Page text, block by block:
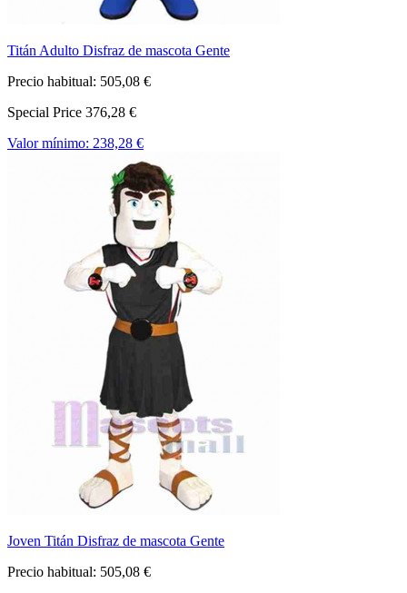
Titán Adulto Disfraz de mascota Gente
Precio habitual: 505,08 €
Special Price 376,28 €
Valor mínimo: 238,28 €
Joven Titán Disfraz de mascota Gente
Precio habitual: 505,08 €